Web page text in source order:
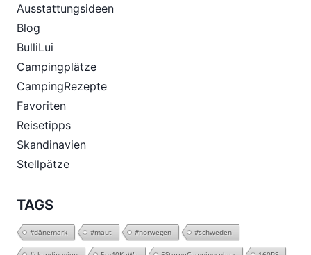
Ausstattungsideen
Blog
BulliLui
Campingplätze
CampingRezepte
Favoriten
Reisetipps
Skandinavien
Stellpätze
TAGS
#dänemark #maut #norwegen #schweden